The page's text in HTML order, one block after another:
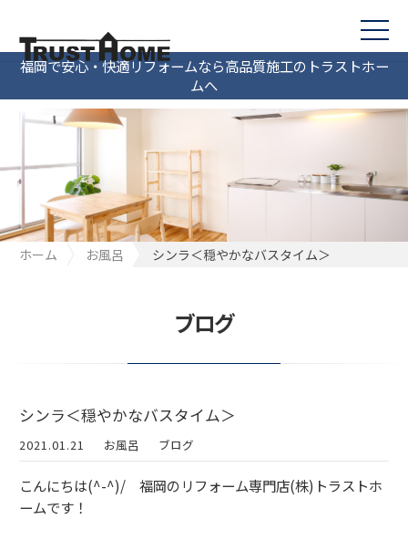
福岡で安心・快適リフォームなら高品質施工のトラストホー
ムへ
ホーム お風呂 シンラ＜穏やかなバスタイム＞
ブログ
シンラ＜穏やかなバスタイム＞
2021.01.21 お風呂 ブログ
こんにちは(^-^)/ 福岡のリフォーム専門店(株)トラストホ
ームです！